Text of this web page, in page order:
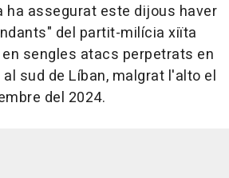
ha assegurat este dijous haver
del partit-milícia xiïta
en sengles atacs perpetrats en
sud de Líban, malgrat l'alto el
del 2024.